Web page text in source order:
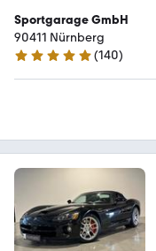
Sportgarage GmbH
90411 Nürnberg
5 Sterne
(140)